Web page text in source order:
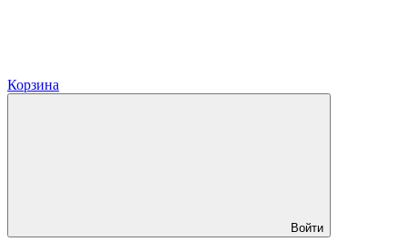
Корзина
Войти